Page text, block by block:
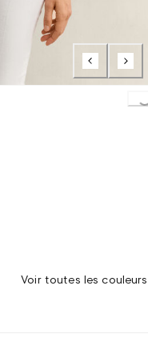
Voir toutes les